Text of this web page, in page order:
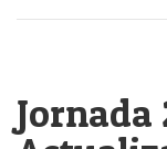
Jornada